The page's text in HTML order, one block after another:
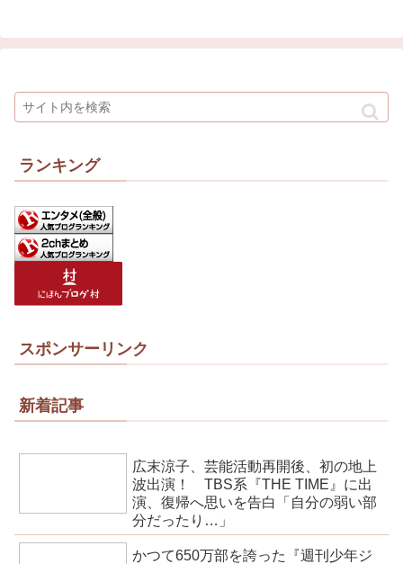
ランキング
スポンサーリンク
新着記事
広末涼子、芸能活動再開後、初の地上
波出演！ TBS系『THE TIME』に出
演、復帰へ思いを告白「自分の弱い部
分だったり…」
かつて650万部を誇った『週刊少年ジ